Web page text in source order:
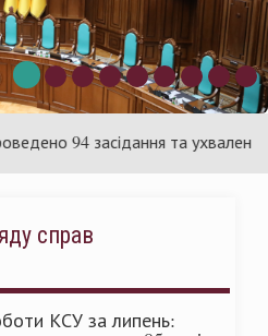
Суд
94 засідання та ухвалено 85
справ
КСУ за липень: